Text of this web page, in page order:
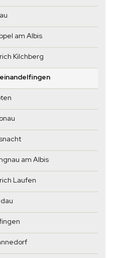
am Albis
Kilchberg
am Albis
Laufen